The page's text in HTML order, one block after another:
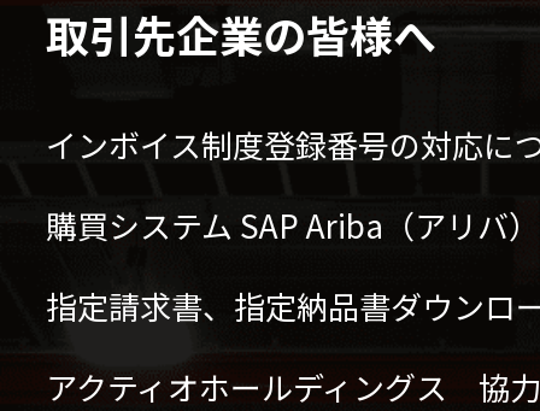
取引先企業の皆様へ
インボイス制度登録番号の対応に
購買システム SAP Ariba（アリバ
指定請求書、指定納品書ダウンロ
アクティオホールディングス 協